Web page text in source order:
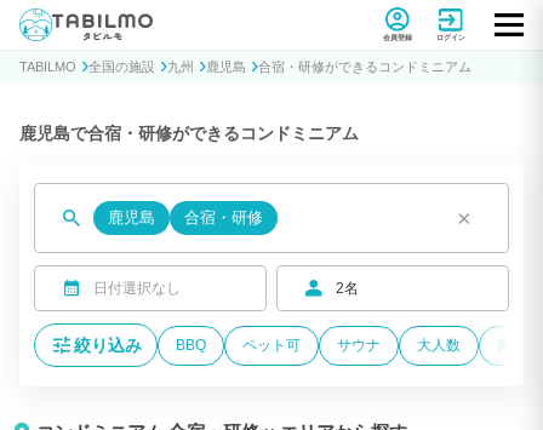
貸別荘コテージ・一棟貸し宿泊予約サイトTABILMO(タビルモ)
会員登録 ログイン
TABILMO 全国の施設 九州 鹿児島 合宿・研修ができるコンドミニアム
鹿児島で合宿・研修ができるコンドミニアム
鹿児島 合宿・研修 ×
日付選択なし 2名
絞り込み BBQ ペット可 サウナ 大人数 海が